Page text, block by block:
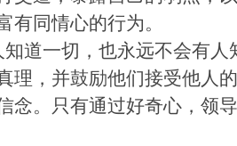
有同情心的行为。
知道一切，也永远不会有
理，并鼓励他们接受他人
念。只有通过好奇心，领